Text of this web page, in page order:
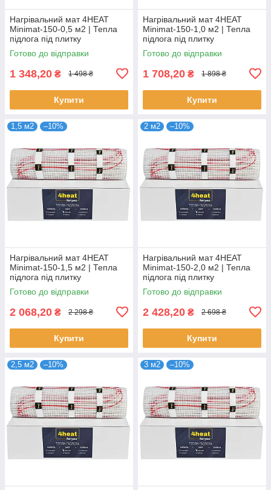
Нагрівальний мат 4HEAT
Minimat-150-0,5 м2 | Тепла
підлога під плитку
Готово до відправки
1 348,20 ₴ 1 498 ₴
Купити
Нагрівальний мат 4HEAT
Minimat-150-1,0 м2 | Тепла
підлога під плитку
Готово до відправки
1 708,20 ₴ 1 898 ₴
Купити
1,5 м2 –10%
Нагрівальний мат 4HEAT
Minimat-150-1,5 м2 | Тепла
підлога під плитку
Готово до відправки
2 068,20 ₴ 2 298 ₴
Купити
2 м2 –10%
Нагрівальний мат 4HEAT
Minimat-150-2,0 м2 | Тепла
підлога під плитку
Готово до відправки
2 428,20 ₴ 2 698 ₴
Купити
2,5 м2 –10% 3 м2 –10%